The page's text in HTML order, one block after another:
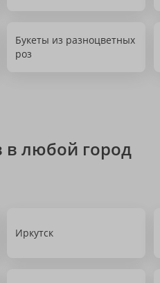
Букеты из разноцветных
роз
в любой город
Иркутск